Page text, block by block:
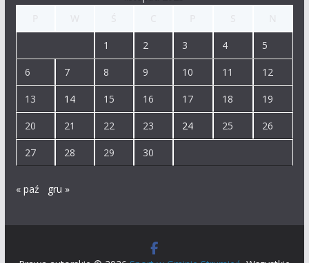
1 2 3 4 5
6 7 8 9 10 11 12
13 14 15 16 17 18 19
20 21 22 23 24 25 26
27 28 29 30
« paź gru »